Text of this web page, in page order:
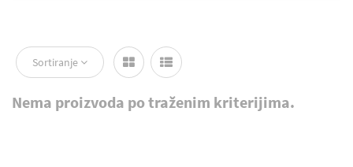
Sortiranje
Nema proizvoda po traženim kriterijima.